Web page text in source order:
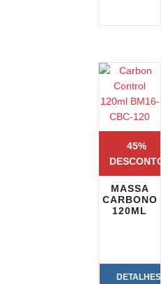
45%
DESCONTO
MASSA
CARBONO
120ML
DETALHES